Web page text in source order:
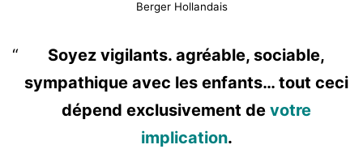
Berger Hollandais
Soyez vigilants. agréable, sociable,
sympathique avec les enfants… tout ceci
dépend exclusivement devotre
implication.